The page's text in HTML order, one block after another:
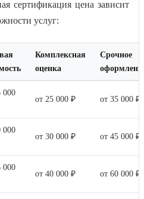
сертификация цена зависит
услуг:
Комплексная
оценка
Срочное
000
от 25 000 ₽ от 35 000 ₽
000
от 30 000 ₽ от 45 000 ₽
000
от 40 000 ₽ от 60 000 ₽